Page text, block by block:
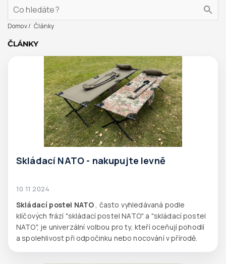
Domov Články
ČLÁNKY
Skládací NATO - nakupujte levně
10 11 2024
Skládací postel NATO, často vyhledávaná podle
klíčových frází "skládací postel NATO" a "skládací postel
NATO", je univerzální volbou pro ty, kteří oceňují pohodlí
a spolehlivost při odpočinku nebo nocování v přírodě.